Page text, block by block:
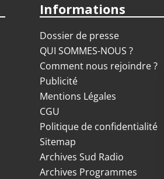
Informations
Dossier de presse
QUI SOMMES-NOUS ?
Comment nous rejoindre ?
Publicité
Mentions Légales
CGU
Politique de confidentialité
Sitemap
Archives Sud Radio
Archives Programmes